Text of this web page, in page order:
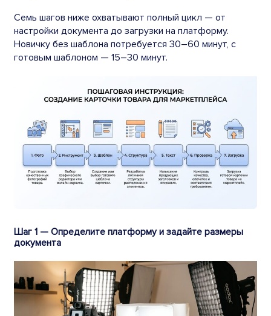
Семь шагов ниже охватывают полный цикл — от
настройки документа до загрузки на платформу.
Новичку без шаблона потребуется 30–60 минут, с
готовым шаблоном — 15–30 минут.
Шаг 1 — Определите платформу и задайте размеры
документа